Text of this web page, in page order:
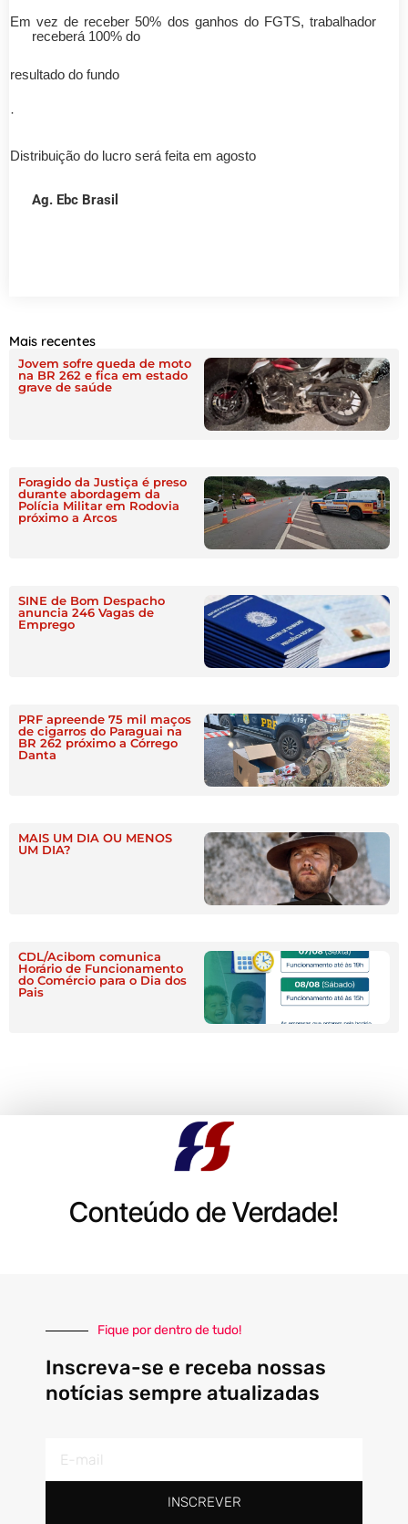
Em vez de receber 50% dos ganhos do FGTS, trabalhador
receberá 100% do
resultado do fundo
·
Distribuição do lucro será feita em agosto
Ag. Ebc Brasil
Mais recentes
Jovem sofre queda de moto
na BR 262 e fica em estado
grave de saúde
Foragido da Justiça é preso
durante abordagem da
Polícia Militar em Rodovia
próximo a Arcos
SINE de Bom Despacho
anuncia 246 Vagas de
Emprego
PRF apreende 75 mil maços
de cigarros do Paraguai na
BR 262 próximo a Córrego
Danta
MAIS UM DIA OU MENOS
UM DIA?
CDL/Acibom comunica
Horário de Funcionamento
do Comércio para o Dia dos
Pais
Conteúdo de Verdade!
Fique por dentro de tudo!
Inscreva-se e receba nossas
notícias sempre atualizadas
mail
INSCREVER